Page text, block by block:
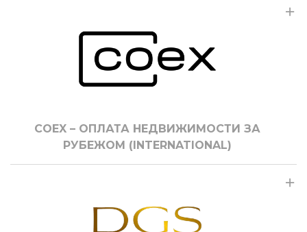
COEX – ОПЛАТА НЕДВИЖИМОСТИ ЗА
РУБЕЖОМ (INTERNATIONAL)